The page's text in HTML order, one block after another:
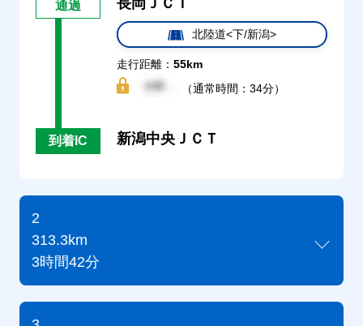
通過 長岡ＪＣＴ
北陸道<下/新潟>
走行距離： 55km
（通常時間：34分）
到着IC 新潟中央ＪＣＴ
2
313.3km
3時間42分